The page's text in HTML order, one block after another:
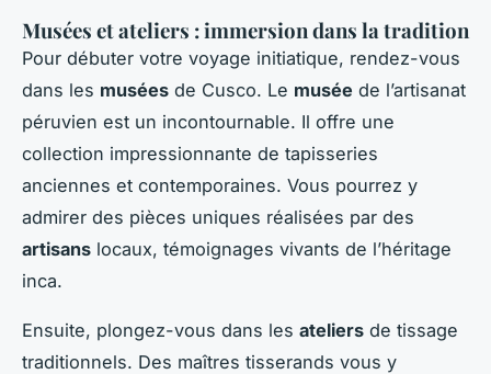
Musées et ateliers : immersion dans la tradition
Pour débuter votre voyage initiatique, rendez-vous
dans les musées de Cusco. Le musée de l’artisanat
péruvien est un incontournable. Il offre une
collection impressionnante de tapisseries
anciennes et contemporaines. Vous pourrez y
admirer des pièces uniques réalisées par des
artisans locaux, témoignages vivants de l’héritage
inca.
Ensuite, plongez-vous dans les ateliers de tissage
traditionnels. Des maîtres tisserands vous y